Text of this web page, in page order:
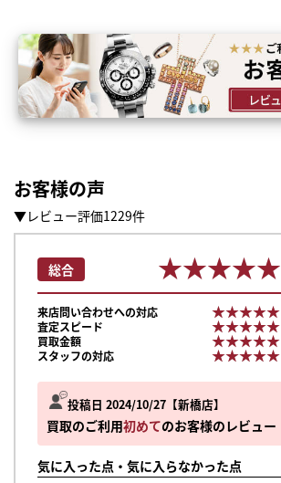
お客様の声
▼レビュー評価1229件
投稿日 2024/10/27 新橋店
買取のご利用初めてのお客様のレビュー
気に入った点・気に入らなかった点
総合 ★★★★★
★★★★★
来店問い合わせへの対応 ★★★★★
★★★★★
査定スピード
★★★★★
★★★★★
買取金額
★★★★★
★★★★★
スタッフの対応
★★★★★
★★★★★